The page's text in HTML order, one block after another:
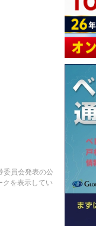
委員会発表の公
クを表示してい